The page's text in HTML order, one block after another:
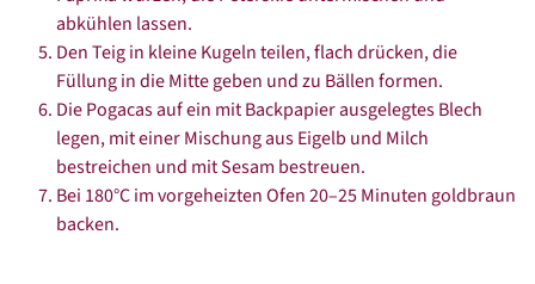
abkühlen lassen.
Den Teig in kleine Kugeln teilen, flach drücken, die
Füllung in die Mitte geben und zu Bällen formen.
Die Pogacas auf ein mit Backpapier ausgelegtes Blech
legen, mit einer Mischung aus Eigelb und Milch
bestreichen und mit Sesam bestreuen.
Bei 180°C im vorgeheizten Ofen 20–25 Minuten goldbraun
backen.